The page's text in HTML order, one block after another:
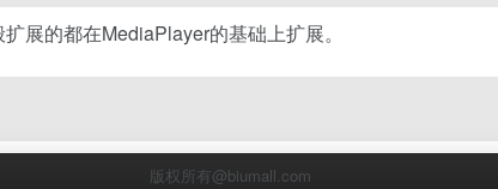
展的都在MediaPlayer的基础上扩展。
版权所有@biumall.com